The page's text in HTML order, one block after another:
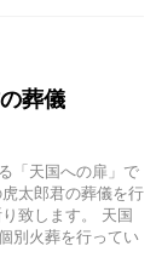
の葬儀
「天国への扉」で
太郎君の葬儀を行
致します。 天国
別火葬を行ってい